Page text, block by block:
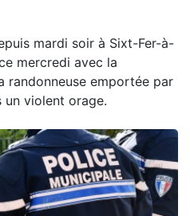
mardi soir à Sixt-Fer-à-
mercredi avec la
randonneuse emportée par
un violent orage.